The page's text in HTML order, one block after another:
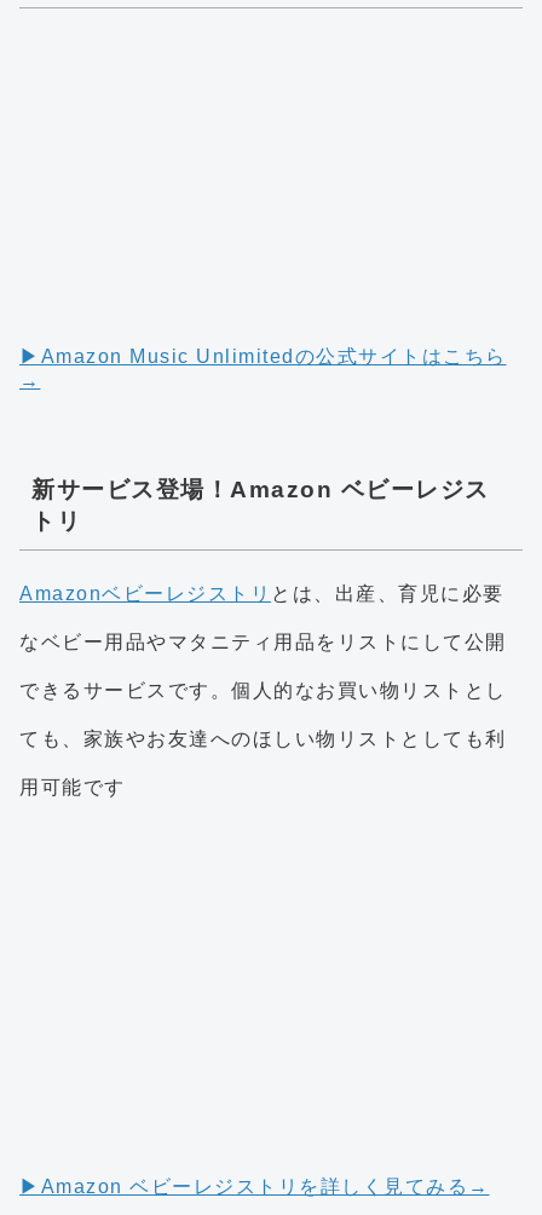
▶︎Amazon Music Unlimitedの公式サイトはこちら
→
新サービス登場！Amazon ベビーレジス
トリ
Amazonベビーレジストリ とは、出産、育児に必要
なベビー用品やマタニティ用品をリストにして公開
できるサービスです。個人的なお買い物リストとし
ても、家族やお友達へのほしい物リストとしても利
用可能です
▶︎Amazon ベビーレジストリを詳しく見てみる→